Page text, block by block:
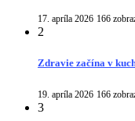
17. apríla 2026 166
2
Zdravie začína v
19. apríla 2026 166
3